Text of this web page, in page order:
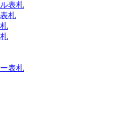
表札
札
表札